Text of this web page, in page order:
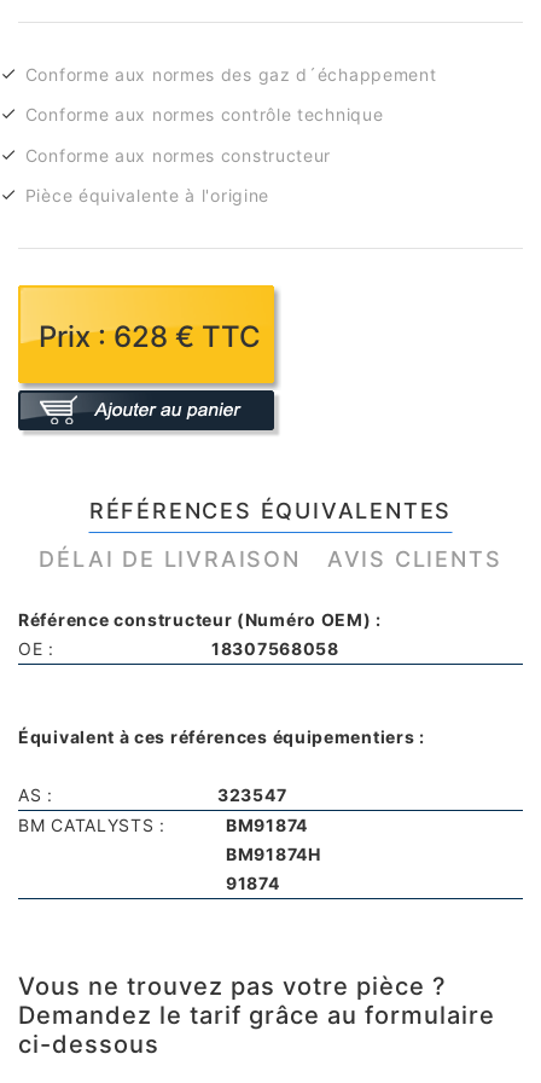
Conforme aux normes des gaz d´échappement
Conforme aux normes contrôle technique
Conforme aux normes constructeur
Pièce équivalente à l'origine
Prix : 628 € TTC
RÉFÉRENCES ÉQUIVALENTES
DÉLAI DE LIVRAISON
AVIS CLIENTS
Référence constructeur (Numéro OEM) :
OE :
18307568058
Équivalent à ces références équipementiers :
AS :
323547
BM CATALYSTS :
BM91874
BM91874H
91874
Vous ne trouvez pas votre pièce ?
Demandez le tarif grâce au formulaire
ci-dessous